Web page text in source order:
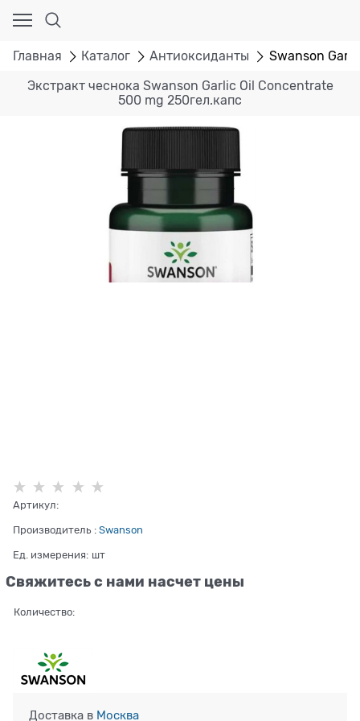
Главная Каталог Антиоксиданты Swanson
Экстракт чеснока Swanson Garlic Oil Concentrate
500 mg 250гел.капс
Артикул:
Производитель : Swanson
Ед. измерения: шт
Свяжитесь с нами насчет цены
Количество:
Доставка в Москва